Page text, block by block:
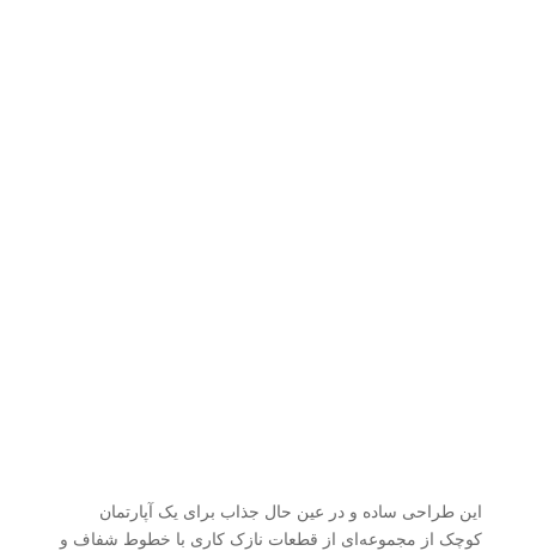
این طراحی ساده و در عین حال جذاب برای یک آپارتمان
کوچک از مجموعه‌ای از قطعات نازک کاری با خطوط شفاف و